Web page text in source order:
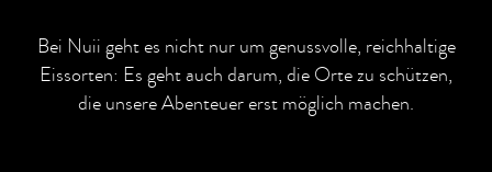
Bei Nuii geht es nicht nur um genussvolle, reichhaltige
Eissorten: Es geht auch darum, die Orte zu schützen,
die unsere Abenteuer erst möglich machen.